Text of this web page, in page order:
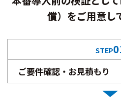
償）をご用意し
STEP
ご要件確認・お見積もり